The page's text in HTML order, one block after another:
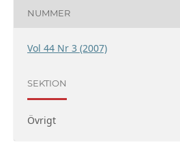
NUMMER
Vol 44 Nr 3 (2007)
SEKTION
Övrigt